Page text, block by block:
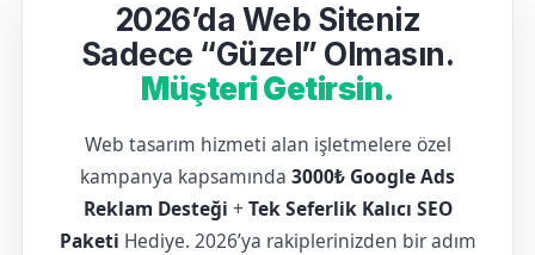
2026’da Web Siteniz
Sadece “Güzel” Olmasın.
Müşteri Getirsin.
Web tasarım hizmeti alan işletmelere özel
kampanya kapsamında 3000₺ Google Ads
Reklam Desteği + Tek Seferlik Kalıcı SEO
Paketi Hediye. 2026’ya rakiplerinizden bir adım